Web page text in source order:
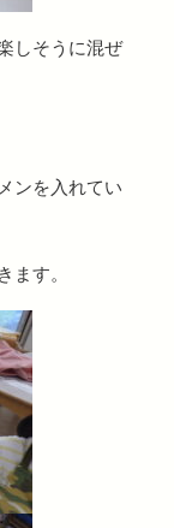
しそうに混ぜ
ンを入れてい
ます。